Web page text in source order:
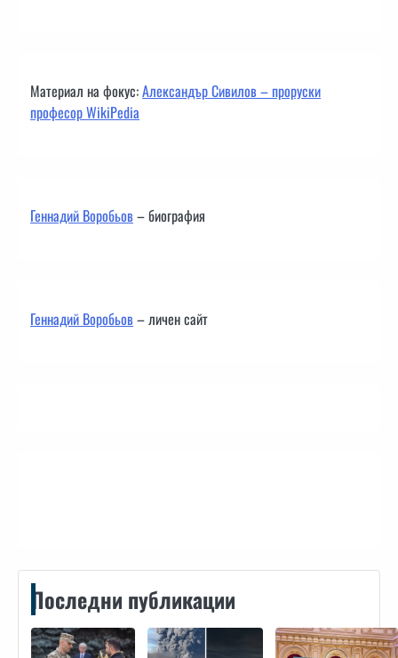
Материал на фокус:Александър Сивилов – проруски
професор WikiPedia
Геннадий Воробьов– биография
Геннадий Воробьов– личен сайт
Последни публикации